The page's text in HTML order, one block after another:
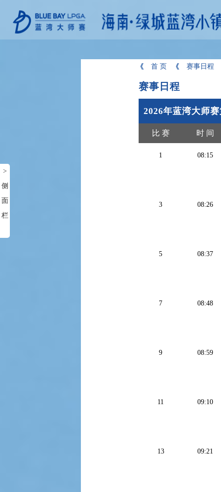
首 页 赛事日程
赛事日程
2026年蓝湾大师
比 赛 时 间
1 08:15
3 08:26
5 08:37
7 08:48
9 08:59
11 09:10
13 09:21
>
侧
面
栏